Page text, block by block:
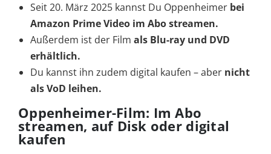
Seit 20. März 2025 kannst Du Oppenheimer bei
Amazon Prime Video im Abo streamen.
Außerdem ist der Film als Blu-ray und DVD
erhältlich.
Du kannst ihn zudem digital kaufen – aber nicht
als VoD leihen.
Oppenheimer-Film: Im Abo
streamen, auf Disk oder digital
kaufen